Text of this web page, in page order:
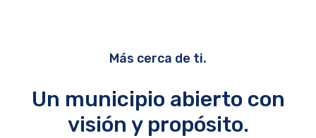
Más cerca de ti.
Un municipio abierto con
visión y propósito.